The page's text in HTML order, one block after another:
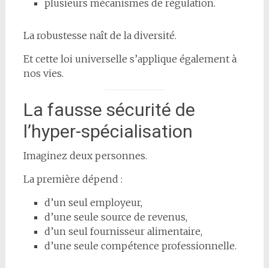
plusieurs mécanismes de régulation.
La robustesse naît de la diversité.
Et cette loi universelle s’applique également à
nos vies.
La fausse sécurité de
l’hyper-spécialisation
Imaginez deux personnes.
La première dépend :
d’un seul employeur,
d’une seule source de revenus,
d’un seul fournisseur alimentaire,
d’une seule compétence professionnelle.